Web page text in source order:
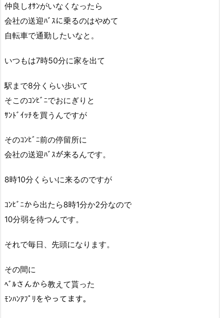
仲良しｵｻﾝがいなくなったら
会社の送迎ﾊﾞｽに乗るのはやめて
自転車で通勤したいなと。
いつもは7時50分に家を出て
駅まで8分くらい歩いて
そこのｺﾝﾋﾞﾆでおにぎりと
ｻﾝﾄﾞｲｯﾁを買うんですが
そのｺﾝﾋﾞﾆ前の停留所に
会社の送迎ﾊﾞｽが来るんです。
8時10分くらいに来るのですが
ｺﾝﾋﾞﾆから出たら8時1分か2分なので
10分弱を待つんです。
それで毎日、先頭になります。
その間に
ﾍﾞﾙさんから教えて貰った
ﾓﾝﾊﾝｱﾌﾟﾘをやってます。